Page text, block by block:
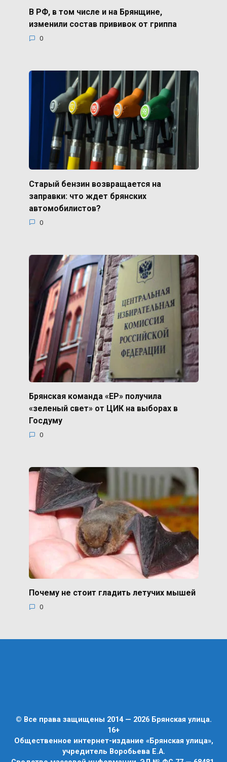
В РФ, в том числе и на Брянщине,
изменили состав прививок от гриппа
0
Старый бензин возвращается на
заправки: что ждет брянских
автомобилистов?
0
Брянская команда «ЕР» получила
«зеленый свет» от ЦИК на выборах в
Госдуму
0
Почему не стоит гладить летучих мышей
0
© Все права защищены 2014 — 2026 Брянская улица.
16+
Общественное интернет-издание «Брянская улица»,
учредитель Воробьева Е.А.